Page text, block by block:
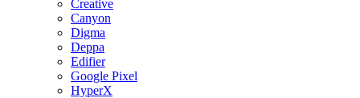
Creative
Canyon
Digma
Deppa
Edifier
Google Pixel
HyperX